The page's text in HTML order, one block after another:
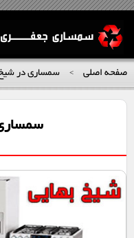
صفحه اصلی > سمساری در شیخ